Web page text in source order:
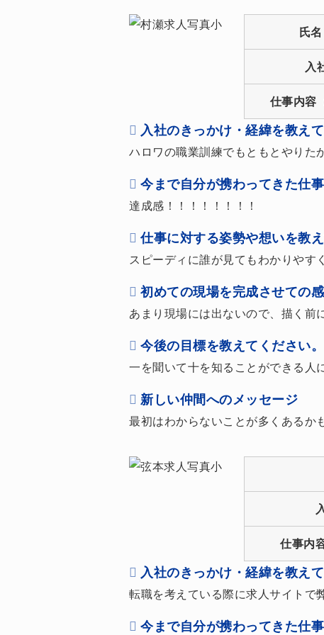
氏
入
仕事内容
入社のきっかけ・経緯を教えて
ハロワの職業訓練でもともとやりた
今まで自分が携わってきた仕
達成感！！！！！！！！
仕事に対する姿勢や想いを教え
スピーディに誰が見てもわかりやす
初めての現場を完成させての
あまり現場には出ないので、描く前
今後の目標を教えてください。
一を聞いて十を知ることができる人
新しい仲間へのメッセージ
最初はわからないことが多くあるか
仕事内
入社のきっかけ・経緯を教えて
転職を考えている際に求人サイトで
今まで自分が携わってきた仕